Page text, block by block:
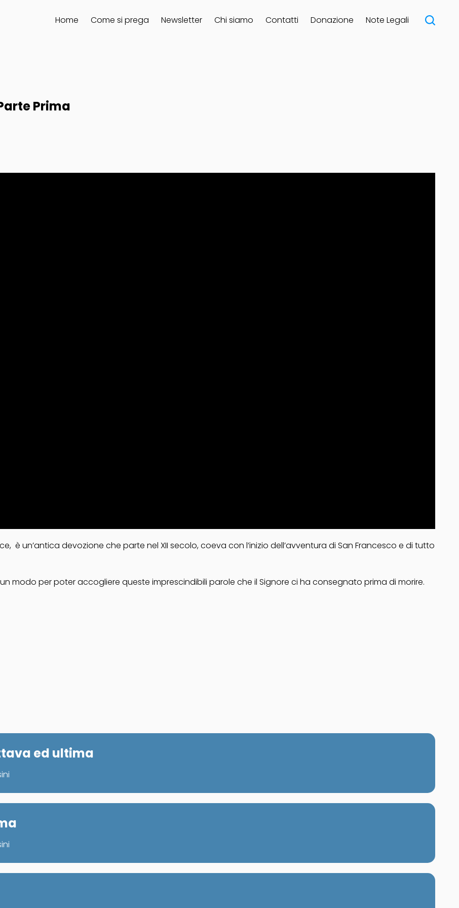
Home Come si prega Newsletter Chi siamo Contatti Donazione Note Legali
Prima
è un’antica devozione che parte nel XII secolo, coeva con l’inizio dell’avventura di San Francesco e di tutto
modo per poter accogliere queste imprescindibili parole che il Signore ci ha consegnato prima di morire.
ed ultima